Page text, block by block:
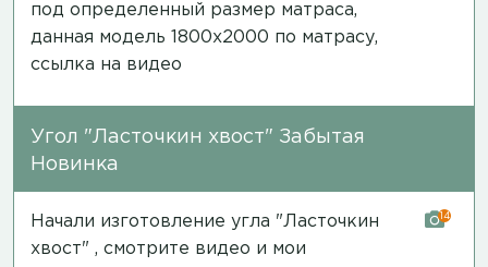
под определенный размер матраса,
данная модель 1800х2000 по матрасу,
ссылка на видео
Угол "Ласточкин хвост" Забытая
Новинка
Начали изготовление угла "Ласточкин
хвост" , смотрите видео и мои
14